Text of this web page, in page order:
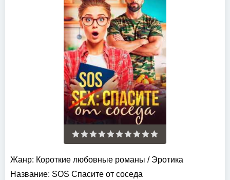
Жанр: Короткие любовные романы / Эротика
Название: SOS Спасите от соседа